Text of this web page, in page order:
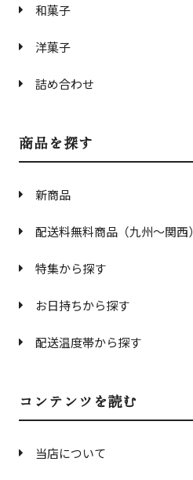
和菓子
洋菓子
詰め合わせ
商品を探す
新商品
配送料無料商品（九州〜関西）
特集から探す
お日持ちから探す
配送温度帯から探す
コンテンツを読む
当店について